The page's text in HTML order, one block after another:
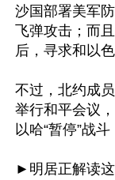
沙国部署美军
飞弹攻击；而
后，寻求和以
不过，北约成
举行和平会议
以哈“暂停”战斗
►明居正解读